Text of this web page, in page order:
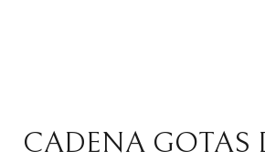
CADENA GOTAS